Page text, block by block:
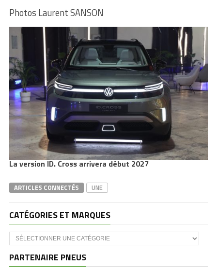
Photos Laurent SANSON
La version ID. Cross arrivera début 2027
ARTICLES CONNECTÉS UNE
CATÉGORIES ET MARQUES
Catégories
et
PARTENAIRE PNEUS